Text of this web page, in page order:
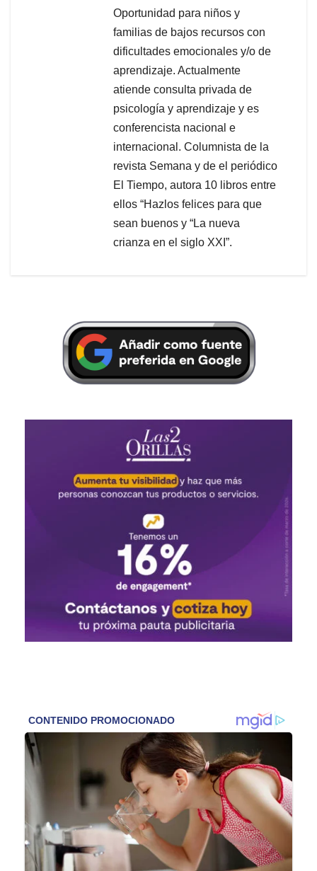
Oportunidad para niños y
familias de bajos recursos con
dificultades emocionales y/o de
aprendizaje. Actualmente
atiende consulta privada de
psicología y aprendizaje y es
conferencista nacional e
internacional. Columnista de la
revista Semana y de el periódico
El Tiempo, autora 10 libros entre
ellos “Hazlos felices para que
sean buenos y “La nueva
crianza en el siglo XXI”.